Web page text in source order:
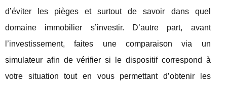
d’éviter les pièges et surtout de savoir dans quel
domaine immobilier s’investir. D’autre part, avant
l’investissement, faites une comparaison via un
simulateur afin de vérifier si le dispositif correspond à
votre situation tout en vous permettant d’obtenir les